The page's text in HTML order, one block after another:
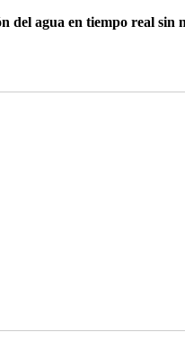
del agua en tiempo real